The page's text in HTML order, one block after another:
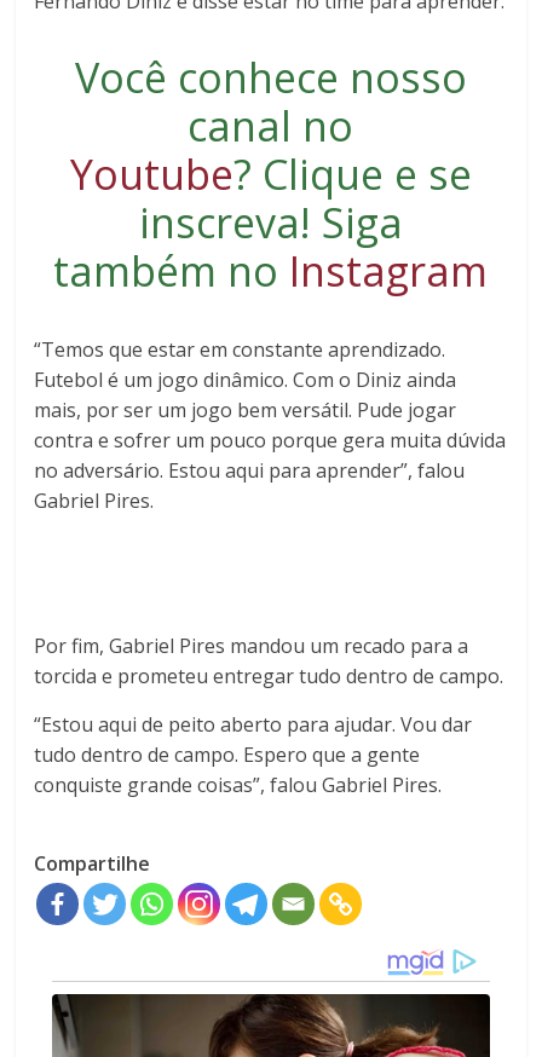
Você conhece nosso
canal no
Youtube? Clique e se
inscreva! Siga
também no Instagram
“Temos que estar em constante aprendizado.
Futebol é um jogo dinâmico. Com o Diniz ainda
mais, por ser um jogo bem versátil. Pude jogar
contra e sofrer um pouco porque gera muita dúvida
no adversário. Estou aqui para aprender”, falou
Gabriel Pires.
Por fim, Gabriel Pires mandou um recado para a
torcida e prometeu entregar tudo dentro de campo.
“Estou aqui de peito aberto para ajudar. Vou dar
tudo dentro de campo. Espero que a gente
conquiste grande coisas”, falou Gabriel Pires.
Compartilhe